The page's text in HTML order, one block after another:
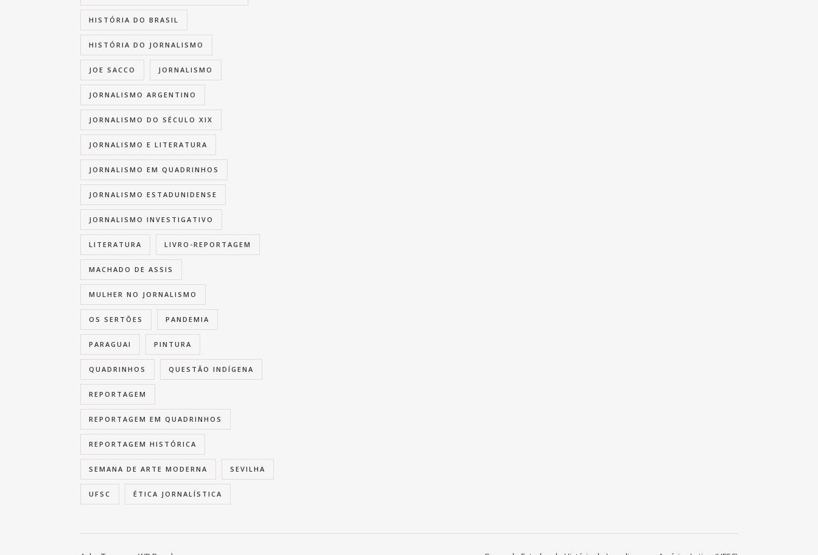
HISTÓRIA DO BRASIL
HISTÓRIA DO JORNALISMO
JOE SACCO JORNALISMO
JORNALISMO ARGENTINO
JORNALISMO DO SÉCULO XIX
JORNALISMO E LITERATURA
JORNALISMO EM QUADRINHOS
JORNALISMO ESTADUNIDENSE
JORNALISMO INVESTIGATIVO
LITERATURA LIVRO-REPORTAGEM
MACHADO DE ASSIS
MULHER NO JORNALISMO
OS SERTÕES PANDEMIA
PARAGUAI PINTURA
QUADRINHOS QUESTÃO INDÍGENA
REPORTAGEM
REPORTAGEM EM QUADRINHOS
REPORTAGEM HISTÓRICA
SEMANA DE ARTE MODERNA SEVILHA
UFSC ÉTICA JORNALÍSTICA